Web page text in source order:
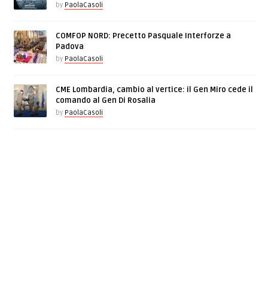
by PaolaCasoli
COMFOP NORD: Precetto Pasquale Interforze a
Padova
by PaolaCasoli
CME Lombardia, cambio al vertice: il Gen Miro cede il
comando al Gen Di Rosalia
by PaolaCasoli